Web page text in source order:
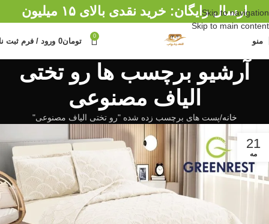
Skip to navigation
Skip to main content
ارسال رایگان: خرید نقدی بالای ۱۵ میلیون
منو
0
تومان0 ورود / فرم ثبت
آرشیو برچسب ها رو تختی
الیاف مصنوعی
خانه پست های برچسب زده شده "رو تختی الیاف مصنوعی"
21
مه